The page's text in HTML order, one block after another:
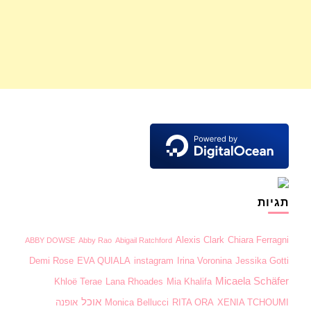
תגיות
ABBY DOWSE Abby Rao Abigail Ratchford Alexis Clark Chiara Ferragni
Demi Rose EVA QUIALA instagram Irina Voronina Jessika Gotti
Khloë Terae Lana Rhoades Mia Khalifa Micaela Schäfer
Monica Bellucci RITA ORA XENIA TCHOUMI אוכל אופנה